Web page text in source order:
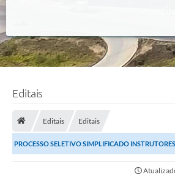
Editais
Editais Editais
PROCESSO SELETIVO SIMPLIFICADO